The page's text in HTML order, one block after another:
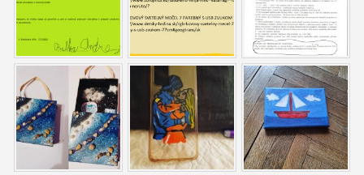
ĽUDIA
MÔJ PROFIL
NASTAVENIA
ROLETA